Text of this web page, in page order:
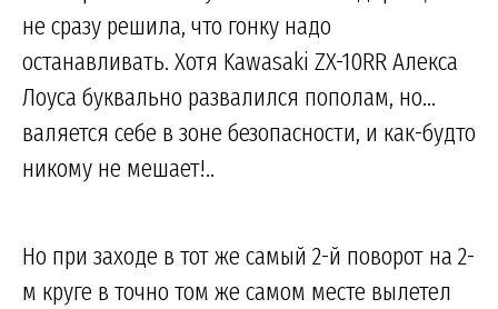
не сразу решила, что гонку надо
останавливать. Хотя Kawasaki ZX-10RR Алекса
Лоуса буквально развалился пополам, но...
валяется себе в зоне безопасности, и как-будто
никому не мешает!..
Но при заходе в тот же самый 2-й поворот на 2-
м круге в точно том же самом месте вылетел